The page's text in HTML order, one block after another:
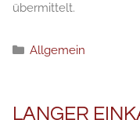
übermittelt.
Категории
Allgemein
LANGER